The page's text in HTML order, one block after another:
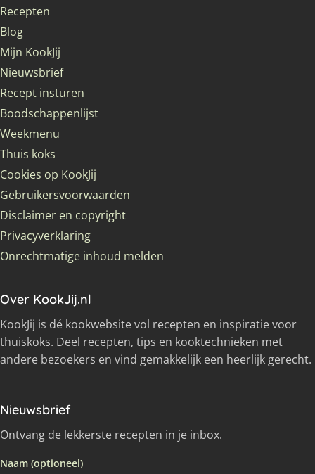
Recepten
Blog
Mijn KookJij
Nieuwsbrief
Recept insturen
Boodschappenlijst
Weekmenu
Thuis koks
Cookies op KookJij
Gebruikersvoorwaarden
Disclaimer en copyright
Privacyverklaring
Onrechtmatige inhoud melden
Over KookJij.nl
KookJij is dé kookwebsite vol recepten en inspiratie voor
thuiskoks. Deel recepten, tips en kooktechnieken met
andere bezoekers en vind gemakkelijk een heerlijk gerecht.
Nieuwsbrief
Ontvang de lekkerste recepten in je inbox.
Naam (optioneel)